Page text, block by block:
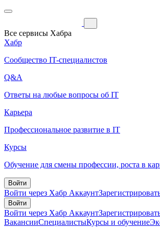
Все сервисы Хабра
Хабр
Сообщество IT-специалистов
Q&A
Ответы на любые вопросы об IT
Карьера
Профессиональное развитие в IT
Курсы
Обучение для смены профессии, роста в
Войти
Войти через Хабр Аккаунт
Войти
Войти через Хабр Аккаунт
ВакансииСпециалистыКурсы и обучение